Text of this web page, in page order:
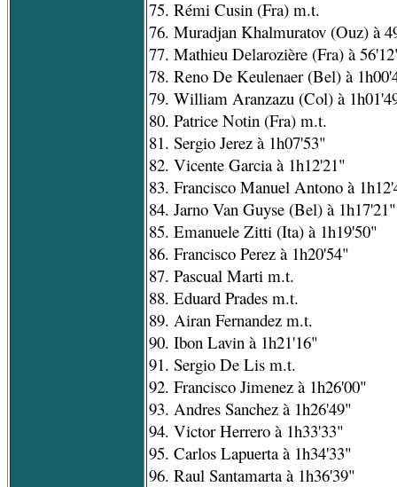
75. Rémi Cusin (Fra) m.t.
76. Muradjan Khalmuratov (Ouz) à
77. Mathieu Delarozière (Fra) à
78. Reno De Keulenaer (Bel) à
79. William Aranzazu (Col) à
80. Patrice Notin (Fra) m.t.
81. Sergio Jerez à 1h07'53"
82. Vicente Garcia à 1h12'21"
83. Francisco Manuel Antono à
84. Jarno Van Guyse (Bel) à 1h17'21"
85. Emanuele Zitti (Ita) à 1h19'50"
86. Francisco Perez à 1h20'54"
87. Pascual Marti m.t.
88. Eduard Prades m.t.
89. Airan Fernandez m.t.
90. Ibon Lavin à 1h21'16"
91. Sergio De Lis m.t.
92. Francisco Jimenez à 1h26'00"
93. Andres Sanchez à 1h26'49"
94. Victor Herrero à 1h33'33"
95. Carlos Lapuerta à 1h34'33"
96. Raul Santamarta à 1h36'39"